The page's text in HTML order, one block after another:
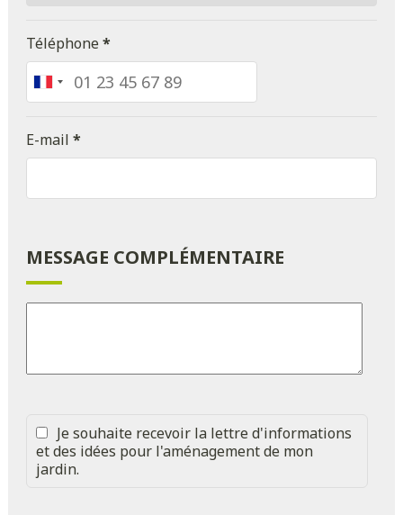
Téléphone*
France
+33
E-mail *
MESSAGE COMPLÉMENTAIRE
Je souhaite recevoir la lettre d'informations
et des idées pour l'aménagement de mon
jardin.